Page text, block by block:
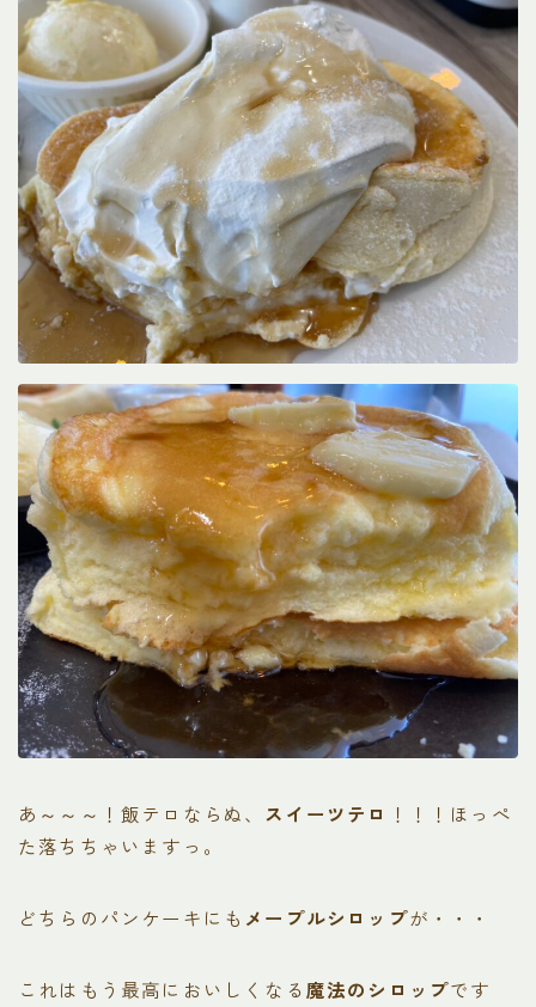
あ～～～！飯テロならぬ、 スイーツテロ ！！！ほっぺ
た落ちちゃいますっ。
どちらのパンケーキにも メープルシロップが・・・
これはもう最高においしくなる魔法のシロップです